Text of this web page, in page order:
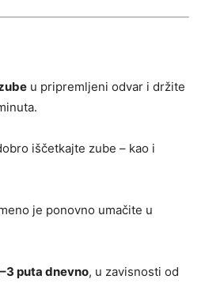
u pripremljeni odvar i držite
iščetkajte zube – kao i
je ponovno umačite u
puta dnevno, u zavisnosti od